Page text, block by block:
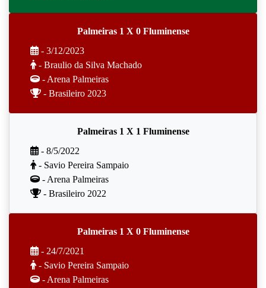
Palmeiras 1 X 0 Fluminense
- 3/12/2023
- Braulio da Silva Machado
- Arena Palmeiras
- Brasileiro 2023
Palmeiras 1 X 1 Fluminense
- 8/5/2022
- Savio Pereira Sampaio
- Arena Palmeiras
- Brasileiro 2022
Palmeiras 1 X 0 Fluminense
- 24/7/2021
- Savio Pereira Sampaio
- Arena Palmeiras